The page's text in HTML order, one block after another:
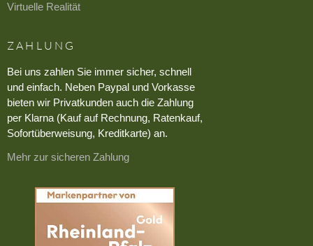
Virtuelle Realität
ZAHLUNG
Bei uns zahlen Sie immer sicher, schnell
und einfach. Neben Paypal und Vorkasse
bieten wir Privatkunden auch die Zahlung
per Klarna (Kauf auf Rechnung, Ratenkauf,
Sofortüberweisung, Kreditkarte) an.
Mehr zur sicheren Zahlung